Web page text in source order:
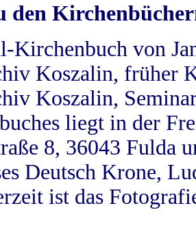
den
Kirchenbuch von
Koszalin, früher
Koszalin,
liegt in der
8, 36043 Fulda
Deutsch Krone,
ist das